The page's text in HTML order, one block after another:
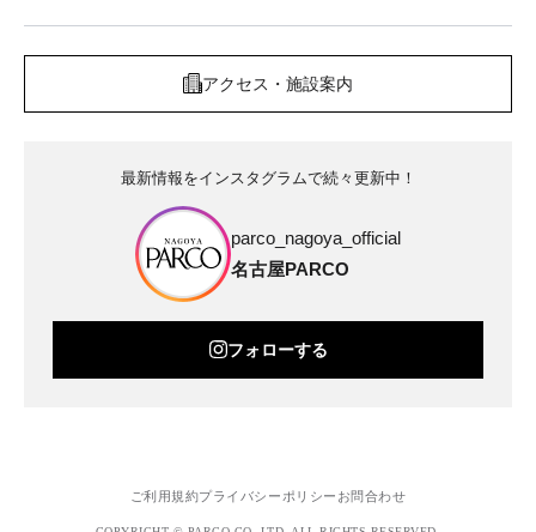
アクセス・施設案内
最新情報をインスタグラムで続々更新中！
parco_nagoya_official
名古屋PARCO
フォローする
ご利用規約プライバシーポリシー お問合わせ